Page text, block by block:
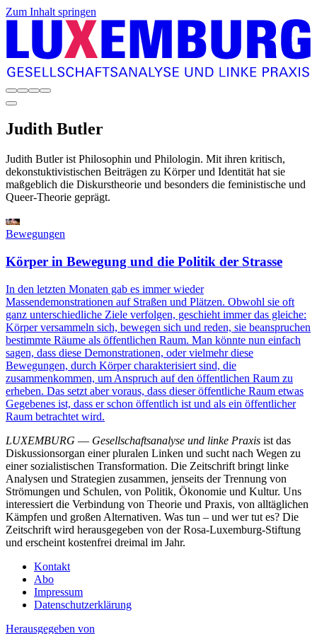
Zum Inhalt springen
Judith Butler
Judith Butler ist Philosophin und Philologin. Mit ihren kritisch,
dekonstuktivistischen Beiträgen zu Körper und Identität hat sie
maßgeblich die Diskurstheorie und besonders die feministische und
Queer-Theorie geprägt.
Bewegungen
Körper in Bewegung und die Politik der Strasse
In den letzten Monaten gab es immer wieder
Massendemonstrationen auf Straßen und Plätzen. Obwohl sie oft
ganz unterschiedliche Ziele verfolgen, geschieht immer das gleiche:
Körper versammeln sich, bewegen sich und reden, sie beanspruchen
bestimmte Räume als öffentlichen Raum. Man könnte nun einfach
sagen, dass diese Demonstrationen, oder vielmehr diese
Bewegungen, durch Körper charakterisiert sind, die
zusammenkommen, um Anspruch auf den öffentlichen Raum zu
erheben. Das setzt aber voraus, dass dieser öffentliche Raum etwas
Gegebenes ist, dass er schon öffentlich ist und als ein öffentlicher
Raum betrachtet wird.
LUXEMBURG — Gesellschaftsanalyse und linke Praxis ist das
Diskussionsorgan einer pluralen Linken und sucht nach Wegen zu
einer sozialistischen Transformation. Die Zeitschrift bringt linke
Analysen und Strategien zusammen, jenseits der Trennung von
Strömungen und Schulen, von Politik, Ökonomie und Kultur. Uns
interessiert die Verbindung von Theorie und Praxis, von alltäglichen
Kämpfen und großen Alternativen. Was tun – und wer tut es? Die
Zeitschrift wird herausgegeben von der Rosa-Luxemburg-Stiftung
und erscheint kostenfrei dreimal im Jahr.
Kontakt
Abo
Impressum
Datenschutzerklärung
Herausgegeben von